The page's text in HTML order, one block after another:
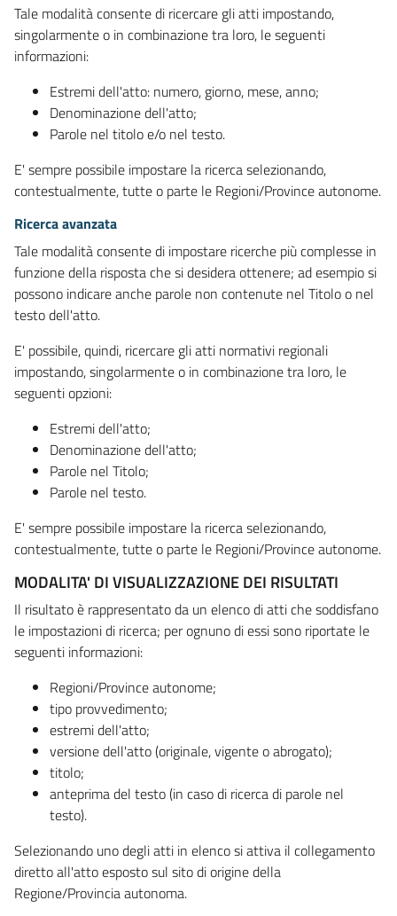
Tale modalità consente di ricercare gli atti impostando,
singolarmente o in combinazione tra loro, le seguenti
informazioni:
Estremi dell'atto: numero, giorno, mese, anno;
Denominazione dell'atto;
Parole nel titolo e/o nel testo.
E' sempre possibile impostare la ricerca selezionando,
contestualmente, tutte o parte le Regioni/Province autonome.
Ricerca avanzata
Tale modalità consente di impostare ricerche più complesse in
funzione della risposta che si desidera ottenere; ad esempio si
possono indicare anche parole non contenute nel Titolo o nel
testo dell'atto.
E' possibile, quindi, ricercare gli atti normativi regionali
impostando, singolarmente o in combinazione tra loro, le
seguenti opzioni:
Estremi dell'atto;
Denominazione dell'atto;
Parole nel Titolo;
Parole nel testo.
E' sempre possibile impostare la ricerca selezionando,
contestualmente, tutte o parte le Regioni/Province autonome.
MODALITA' DI VISUALIZZAZIONE DEI RISULTATI
Il risultato è rappresentato da un elenco di atti che soddisfano
le impostazioni di ricerca; per ognuno di essi sono riportate le
seguenti informazioni:
Regioni/Province autonome;
tipo provvedimento;
estremi dell'atto;
versione dell'atto (originale, vigente o abrogato);
titolo;
anteprima del testo (in caso di ricerca di parole nel
testo).
Selezionando uno degli atti in elenco si attiva il collegamento
diretto all'atto esposto sul sito di origine della
Regione/Provincia autonoma.